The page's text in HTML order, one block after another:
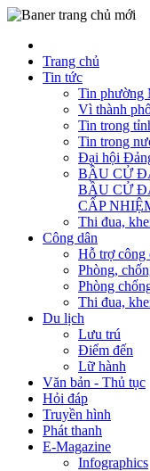
Trang chủ
Tin tức
Tin phường
Vì thành
Tin trong
Tin trong
Đại hội
BẦU CỬ
BẦU CỬ
CẤP
Thi đua,
Công dân
Hỗ trợ công
Phòng,
Phòng
Thi đua,
Du lịch
Lưu trú
Điểm đến
Lữ hành
Văn bản - Thủ tục
Hỏi đáp
Truyền hình
Phát thanh
E-Magazine
Infographics